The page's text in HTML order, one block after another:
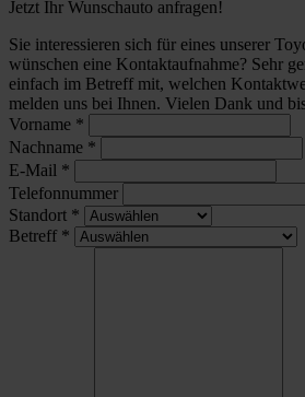
Jetzt Ihr Wunschauto anfragen!
Sie interessieren sich für eines unserer
wünschen eine Kontaktaufnahme? Sehr
einfach im Betreff mit, welchen
melden uns bei Ihnen. Vielen Dank und
Vorname *
Nachname *
E-Mail *
Telefonnummer
Standort *
Betreff *